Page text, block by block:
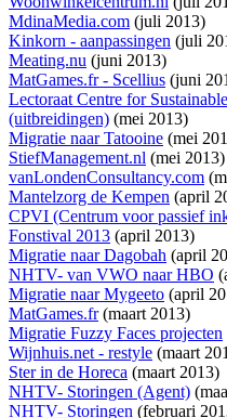
MdinaMedia.com (juli 2013)
Kinkorn - aanpassingen (juli
Meating.nu (juni 2013)
MatGames.fr - Scellius (juni
Lectoraat Centre for
(uitbreidingen) (mei 2013)
Migratie naar Tatooine (mei
StiefManagement.nl (mei 2013)
vanLondenConsultancy.com
Mantelzorg de Kempen (april
CPVI (Centrum voor passief
Fonstival 2013 (april 2013)
Migratie naar Dagobah (april
NHTV- van VWO naar HBO
Migratie naar Mygeeto (april
MatGames.fr(maart 2013)
Migratie Fuzzy Faces projecten
Wijnhuis.net - restyle (maart
Ster in de Horeca (maart 2013)
NHTV- Storingen (Agent)
NHTV- Storingen (februari